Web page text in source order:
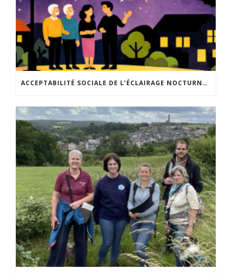
ACCEPTABILITÉ SOCIALE DE L’ÉCLAIRAGE NOCTURNE : LE REPLAY EST DISPONIBLE